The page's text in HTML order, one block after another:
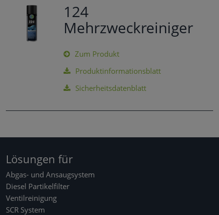
124
Mehrzweckreiniger
Zum Produkt
Produktinformationsblatt
Sicherheitsdatenblatt
Lösungen für
Abgas- und Ansaugsystem
Diesel Partikelfilter
Ventilreinigung
SCR System